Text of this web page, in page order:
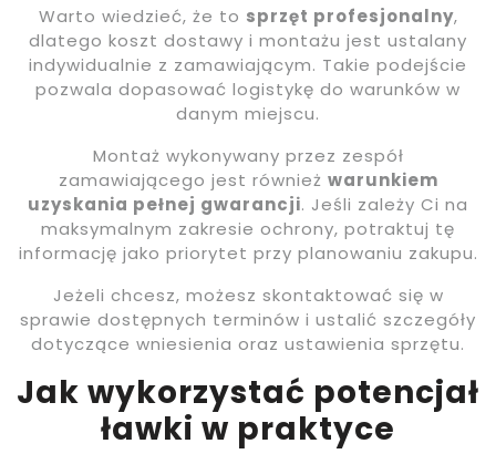
Warto wiedzieć, że to sprzęt profesjonalny,
dlatego koszt dostawy i montażu jest ustalany
indywidualnie z zamawiającym. Takie podejście
pozwala dopasować logistykę do warunków w
danym miejscu.
Montaż wykonywany przez zespół
zamawiającego jest również warunkiem
uzyskania pełnej gwarancji. Jeśli zależy Ci na
maksymalnym zakresie ochrony, potraktuj tę
informację jako priorytet przy planowaniu zakupu.
Jeżeli chcesz, możesz skontaktować się w
sprawie dostępnych terminów i ustalić szczegóły
dotyczące wniesienia oraz ustawienia sprzętu.
Jak wykorzystać potencjał
ławki w praktyce